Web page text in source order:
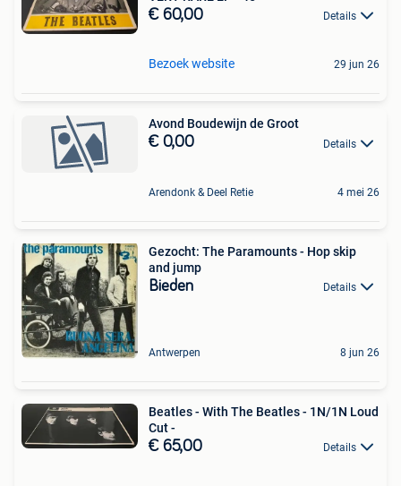
€ 60,00 Details
Bezoek website 29 jun 26
Avond Boudewijn de Groot
€ 0,00 Details
Arendonk & Deel Retie 4 mei 26
Gezocht: The Paramounts - Hop skip
and jump
Bieden Details
Antwerpen 8 jun 26
Beatles - With The Beatles - 1N/1N Loud
Cut -
€ 65,00 Details